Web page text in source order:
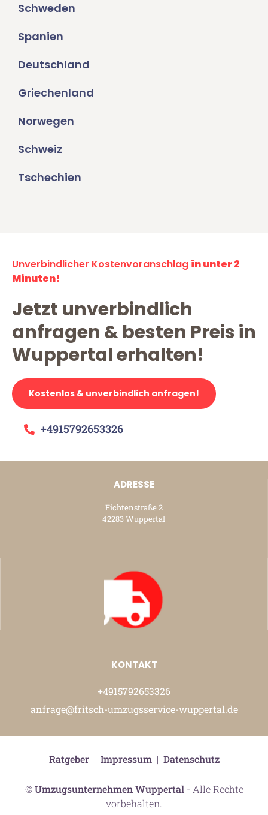
Schweden
Spanien
Deutschland
Griechenland
Norwegen
Schweiz
Tschechien
Unverbindlicher Kostenvoranschlag in unter 2
Minuten!
Jetzt unverbindlich
anfragen & besten Preis in
Wuppertal erhalten!
Kostenlos & unverbindlich anfragen!
+4915792653326
ADRESSE
Fichtenstraße 2
42283 Wuppertal
KONTAKT
+4915792653326
anfrage@fritsch-umzugsservice-wuppertal.de
©Umzugsunternehmen Wuppertal- Alle Rechte
vorbehalten.
Ratgeber| Impressum| Datenschutz